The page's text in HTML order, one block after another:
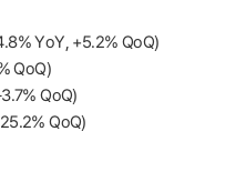
YoY, +5.2% QoQ)
QoQ)
QoQ)
QoQ)